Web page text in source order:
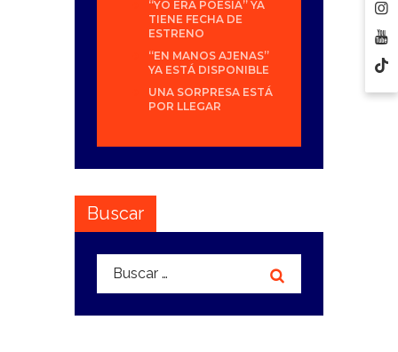
“YO ERA POESÍA” YA
TIENE FECHA DE
ESTRENO
“EN MANOS AJENAS”
YA ESTÁ DISPONIBLE
UNA SORPRESA ESTÁ
POR LLEGAR
Buscar
Buscar: